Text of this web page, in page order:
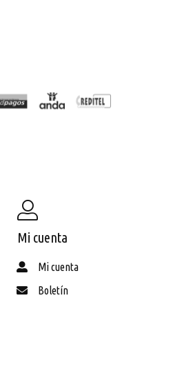
Mi cuenta
Mi cuenta
Boletín